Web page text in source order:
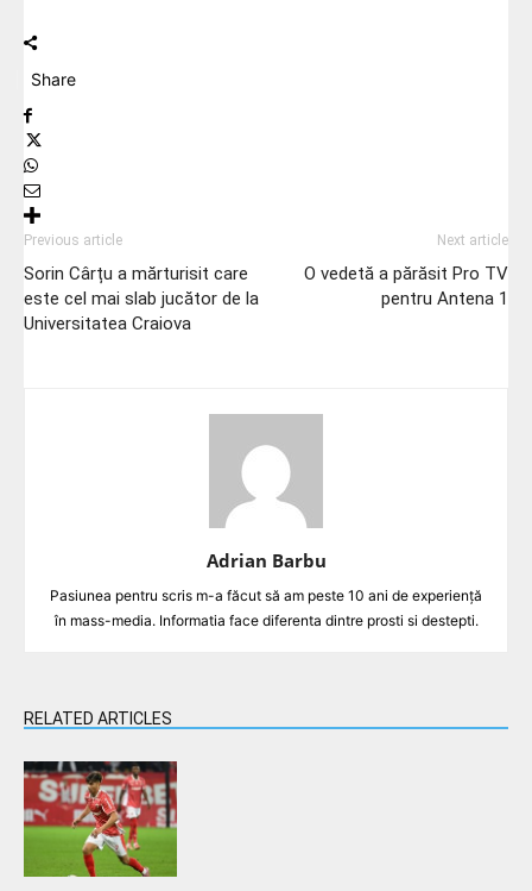
Share
Previous article
Sorin Cârțu a mărturisit care
este cel mai slab jucător de la
Universitatea Craiova
Next article
O vedetă a părăsit Pro TV
pentru Antena 1
Adrian Barbu
Pasiunea pentru scris m-a făcut să am peste 10 ani de experiență
în mass-media. Informatia face diferenta dintre prosti si destepti.
RELATED ARTICLES